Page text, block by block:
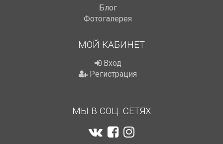
Блог
Фотогалерея
МОЙ КАБИНЕТ
Вход
Регистрация
МЫ В СОЦ. СЕТЯХ